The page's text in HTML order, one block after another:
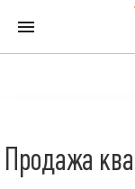
Продажа